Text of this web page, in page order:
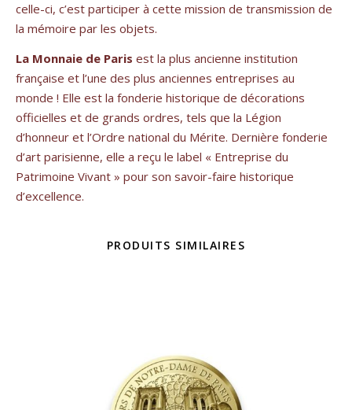
celle-ci, c’est participer à cette mission de transmission de
la mémoire par les objets.
La Monnaie de Paris est la plus ancienne institution
française et l’une des plus anciennes entreprises au
monde ! Elle est la fonderie historique de décorations
officielles et de grands ordres, tels que la Légion
d’honneur et l’Ordre national du Mérite. Dernière fonderie
d’art parisienne, elle a reçu le label « Entreprise du
Patrimoine Vivant » pour son savoir-faire historique
d’excellence.
PRODUITS SIMILAIRES